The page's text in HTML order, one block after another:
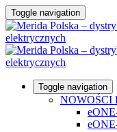
Toggle navigation
Toggle navigation
NOWOŚCI